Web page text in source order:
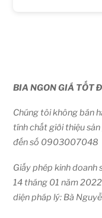
BIA NGON GIÁ TỐT
Chúng tôi không bán
tính chất giới thiệu
đến số 0903007048
Giấy phép kinh
14 tháng 01 năm
diện pháp lý: Bà